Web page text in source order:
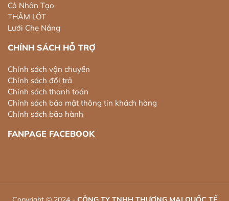
Cỏ Nhân Tạo
THẢM LÓT
Lưới Che Nắng
CHÍNH SÁCH HỖ TRỢ
Chính sách vận chuyển
Chính sách đổi trả
Chính sách thanh toán
Chính sách bảo mật thông tin khách hàng
Chính sách bảo hành
FANPAGE FACEBOOK